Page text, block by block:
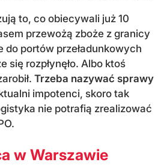
to, co obiecywali już 10
przewożą zboże z granicy
do portów przeładunkowych
się rozpłynęło. Albo ktoś
Trzeba nazywać sprawy
impotenci, skoro tak
nie potrafią zrealizować
w Warszawie